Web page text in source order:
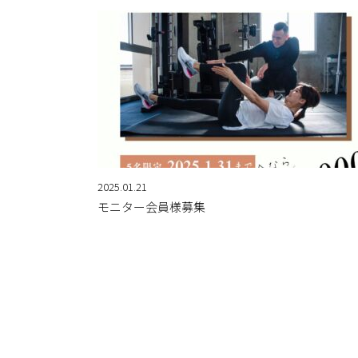
2025.01.21
モニター会員様募集